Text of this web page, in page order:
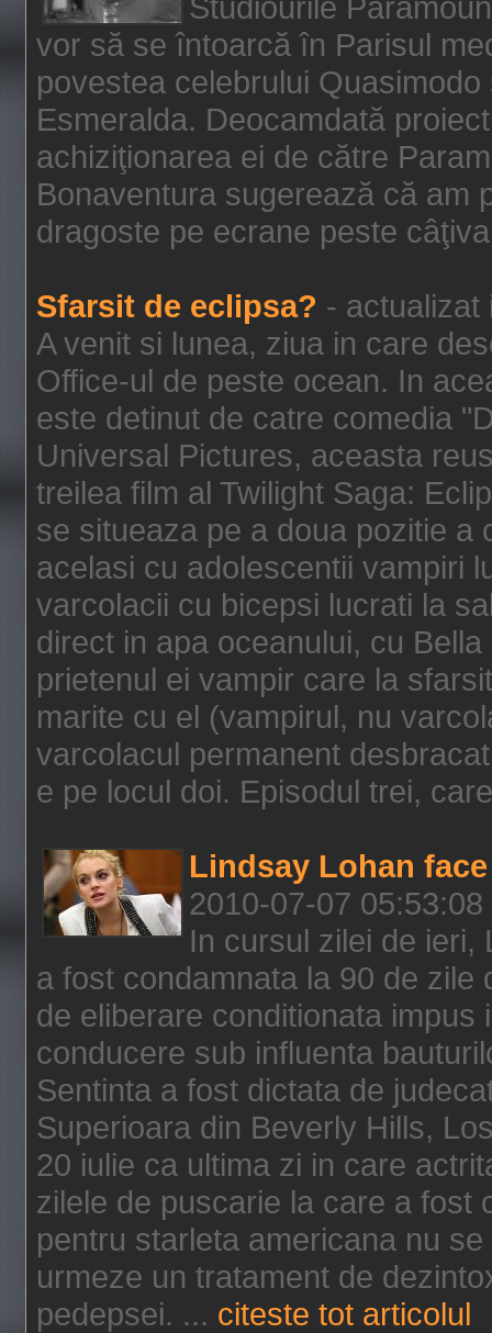
vor să se întoarcă în Parisul
povestea celebrului
Esmeralda. Deocamdată
achiziţionarea ei de către
Bonaventura sugerează că am
dragoste pe ecrane peste
Sfarsit de eclipsa? - actualizat
A venit si lunea, ziua in care
Office-ul de peste ocean. In
este detinut de catre comedia
Universal Pictures, aceasta
treilea film al Twilight Saga:
se situeaza pe a doua pozitie a
acelasi cu adolescentii vampiri
varcolacii cu bicepsi lucrati la
direct in apa oceanului, cu
prietenul ei vampir care la
marite cu el (vampirul, nu
varcolacul permanent
e pe locul doi. Episodul trei,
Lindsay Lohan
2010-07-07 05:53:08
In cursul zilei de ieri,
a fost condamnata la 90 de
de eliberare conditionata
conducere sub influenta
Sentinta a fost dictata de
Superioara din Beverly Hills,
20 iulie ca ultima zi in care
zilele de puscarie la care a fost
pentru starleta americana nu
urmeze un tratament de
pedepsei. ... citeste tot articolul